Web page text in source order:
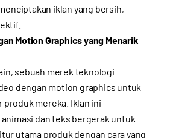
iklan yang bersih,
Motion Graphics yang Menarik
sebuah merek teknologi
dengan motion graphics untuk
mereka. Iklan ini
dan teks bergerak untuk
utama produk dengan cara yang